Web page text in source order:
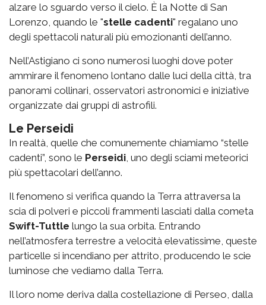
alzare lo sguardo verso il cielo. È la Notte di San
Lorenzo, quando le "stelle cadenti" regalano uno
degli spettacoli naturali più emozionanti dell’anno.
Nell’Astigiano ci sono numerosi luoghi dove poter
ammirare il fenomeno lontano dalle luci della città, tra
panorami collinari, osservatori astronomici e iniziative
organizzate dai gruppi di astrofili.
Le Perseidi
In realtà, quelle che comunemente chiamiamo “stelle
cadenti”, sono le Perseidi , uno degli sciami meteorici
più spettacolari dell’anno.
Il fenomeno si verifica quando la Terra attraversa la
scia di polveri e piccoli frammenti lasciati dalla cometa
Swift-Tuttle lungo la sua orbita. Entrando
nell’atmosfera terrestre a velocità elevatissime, queste
particelle si incendiano per attrito, producendo le scie
luminose che vediamo dalla Terra.
Il loro nome deriva dalla costellazione di Perseo, dalla